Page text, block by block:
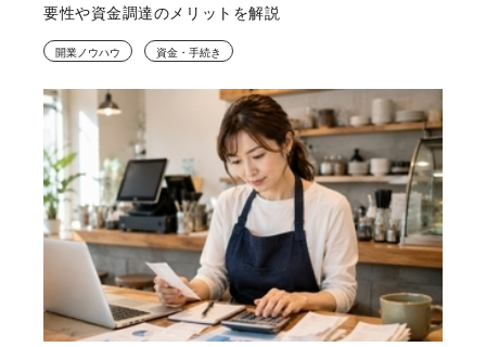
要性や資金調達のメリットを解説
開業ノウハウ 資金・手続き